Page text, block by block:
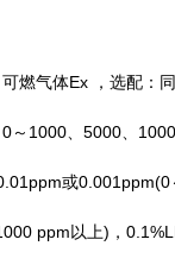
气体Ex ，选配：同
1000、5000、
或0.001ppm(0
ppm以上)，